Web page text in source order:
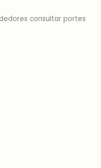
consultar portes